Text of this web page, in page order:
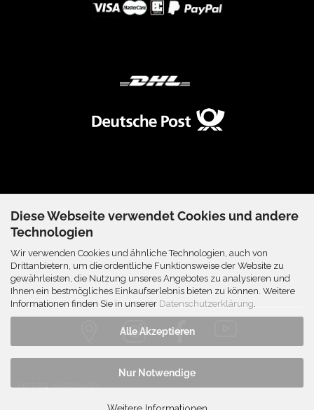
Diese Webseite verwendet Cookies und andere
Technologien
Wir verwenden Cookies und ähnliche Technologien, auch von
Drittanbietern, um die ordentliche Funktionsweise der Website zu
gewährleisten, die Nutzung unseres Angebotes zu analysieren und
Ihnen ein bestmögliches Einkaufserlebnis bieten zu können. Weitere
Informationen finden Sie in unserer Datenschutzerklärung
Alle Akzeptieren
Nur Notwendige